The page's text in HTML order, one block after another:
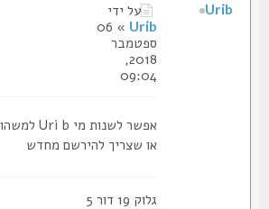
על ידי
» 06
ספטמבר
2018,
09:04
אפשר לשנות מי Uri b למשהו אחר
או שצריך להירשם מחדש